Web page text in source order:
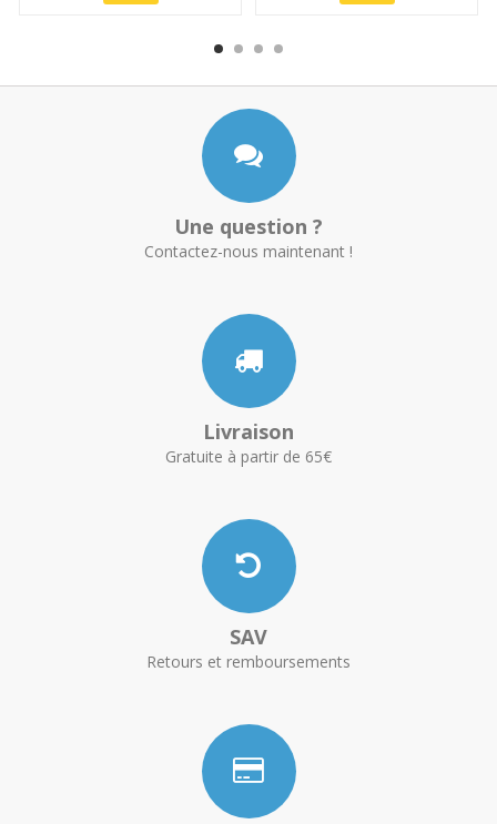
Une question ?
Contactez-nous maintenant !
Livraison
Gratuite à partir de 65€
SAV
Retours et remboursements